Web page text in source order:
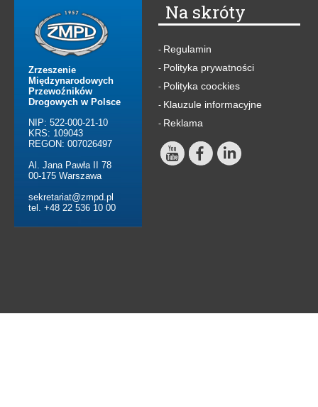
Zrzeszenie
Międzynarodowych
Przewoźników
Drogowych w Polsce
NIP: 522-000-21-10
KRS: 109043
REGON: 007026497
Al. Jana Pawła II 78
00-175 Warszawa
sekretariat@zmpd.pl
tel. +48 22 536 10 00
Na skróty
- Regulamin
- Polityka prywatności
- Polityka coockies
- Klauzule informacyjne
- Reklama